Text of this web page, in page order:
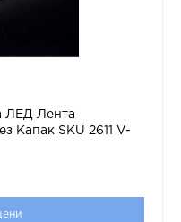
ЛЕД Лента
Капак SKU 2611 V-